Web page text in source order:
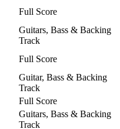
Full Score
Guitars, Bass & Backing
Track
Full Score
Guitar, Bass & Backing
Track
Full Score
Guitars, Bass & Backing
Track